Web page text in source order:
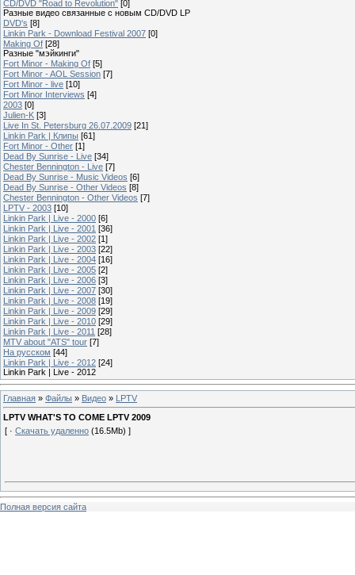
CD/DVD "Road to Revolution" [0]
Разные видео связанные с новым CD/DVD LP
DVD's [8]
Linkin Park - Download Festival 2007 [0]
Making Of [28]
Разные "мэйкинги"
Fort Minor - Making Of [5]
Fort Minor - AOL Session [7]
Fort Minor - live [10]
Fort Minor Interviews [4]
2003 [0]
Julien-K [3]
Live In St. Petersburg 26.07.2009 [21]
Linkin Park | Клипы [61]
Fort Minor - Other [1]
Dead By Sunrise - Live [34]
Chester Bennington - Live [7]
Dead By Sunrise - Music Videos [6]
Dead By Sunrise - Other Videos [8]
Chester Bennington - Other Videos [7]
LPTV - 2003 [10]
Linkin Park | Live - 2000 [6]
Linkin Park | Live - 2001 [36]
Linkin Park | Live - 2002 [1]
Linkin Park | Live - 2003 [22]
Linkin Park | Live - 2004 [16]
Linkin Park | Live - 2005 [2]
Linkin Park | Live - 2006 [3]
Linkin Park | Live - 2007 [30]
Linkin Park | Live - 2008 [19]
Linkin Park | Live - 2009 [29]
Linkin Park | Live - 2010 [29]
Linkin Park | Live - 2011 [28]
MTV about "ATS" tour [7]
На русском [44]
Linkin Park | Live - 2012 [24]
Linkin Park | Live - 2012
Главная » Файлы » Видео » LPTV
LPTV WHAT'S TO COME LPTV 2009
[ · Скачать удаленно (16.5Mb) ]
Полная версия сайта